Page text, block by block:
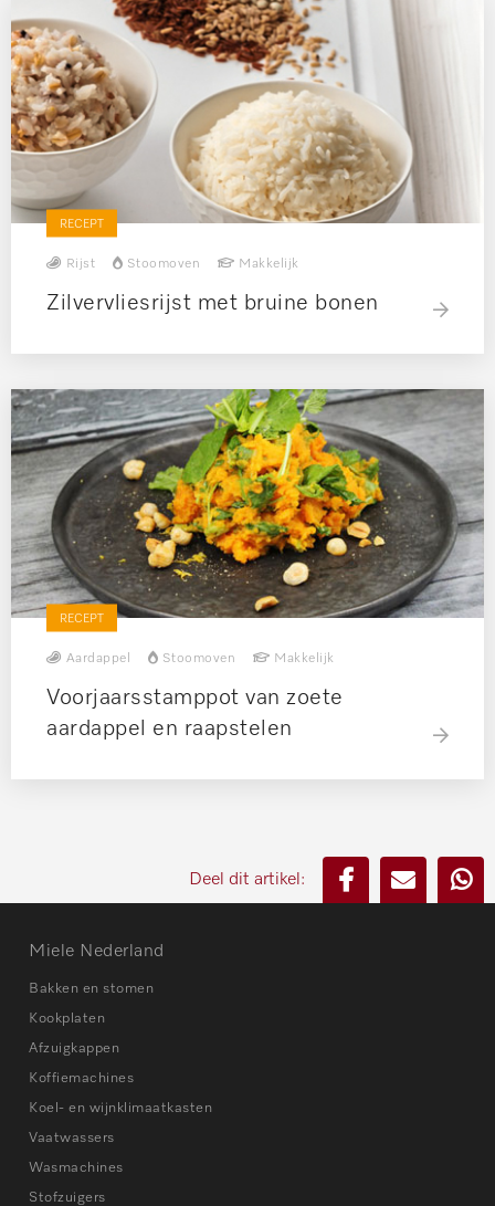
RECEPT
Rijst Stoomoven Makkelijk
Zilvervliesrijst met bruine bonen
RECEPT
Aardappel Stoomoven Makkelijk
Voorjaarsstamppot van zoete
aardappel en raapstelen
Deel dit artikel:
Miele Nederland
Bakken en stomen
Kookplaten
Afzuigkappen
Koffiemachines
Koel- en wijnklimaatkasten
Vaatwassers
Wasmachines
Stofzuigers